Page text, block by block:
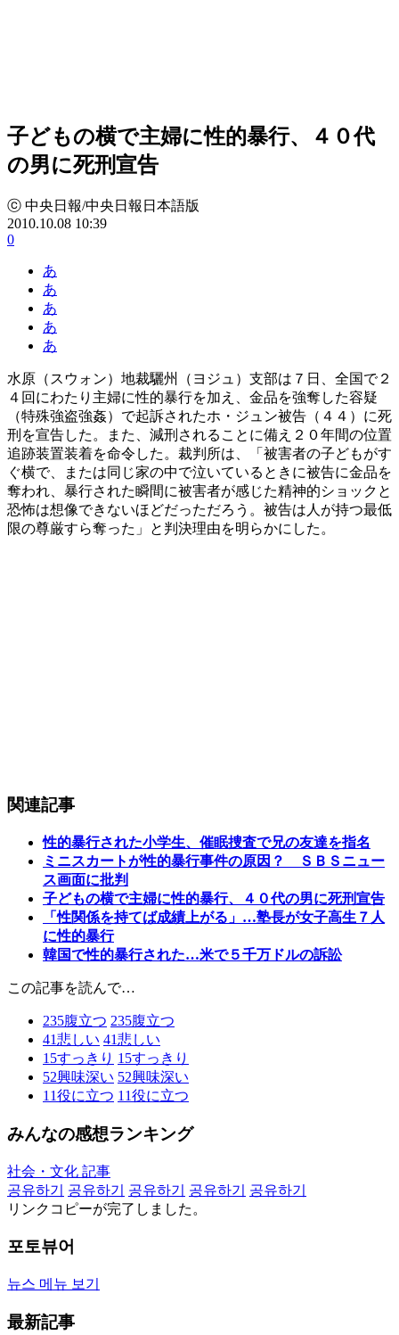
子どもの横で主婦に性的暴行、４０代
の男に死刑宣告
ⓒ 中央日報/中央日報日本語版
2010.10.08 10:39
0
あ
あ
あ
あ
あ
水原（スウォン）地裁驪州（ヨジュ）支部は７日、全国で２
４回にわたり主婦に性的暴行を加え、金品を強奪した容疑
（特殊強盗強姦）で起訴されたホ・ジュン被告（４４）に死
刑を宣告した。また、減刑されることに備え２０年間の位置
追跡装置装着を命令した。裁判所は、「被害者の子どもがす
ぐ横で、または同じ家の中で泣いているときに被告に金品を
奪われ、暴行された瞬間に被害者が感じた精神的ショックと
恐怖は想像できないほどだっただろう。被告は人が持つ最低
限の尊厳すら奪った」と判決理由を明らかにした。
関連記事
性的暴行された小学生、催眠捜査で兄の友達を指名
ミニスカートが性的暴行事件の原因？ ＳＢＳニュー
ス画面に批判
子どもの横で主婦に性的暴行、４０代の男に死刑宣告
「性関係を持てば成績上がる」…塾長が女子高生７人
に性的暴行
韓国で性的暴行された…米で５千万ドルの訴訟
この記事を読んで…
235腹立つ 235腹立つ
41悲しい 41悲しい
15すっきり 15すっきり
52興味深い 52興味深い
11役に立つ 11役に立つ
みんなの感想ランキング
社会・文化 記事
공유하기
공유하기 공유하기 공유하기
공유하기
リンクコピーが完了しました。
포토뷰어
뉴스 메뉴 보기
最新記事